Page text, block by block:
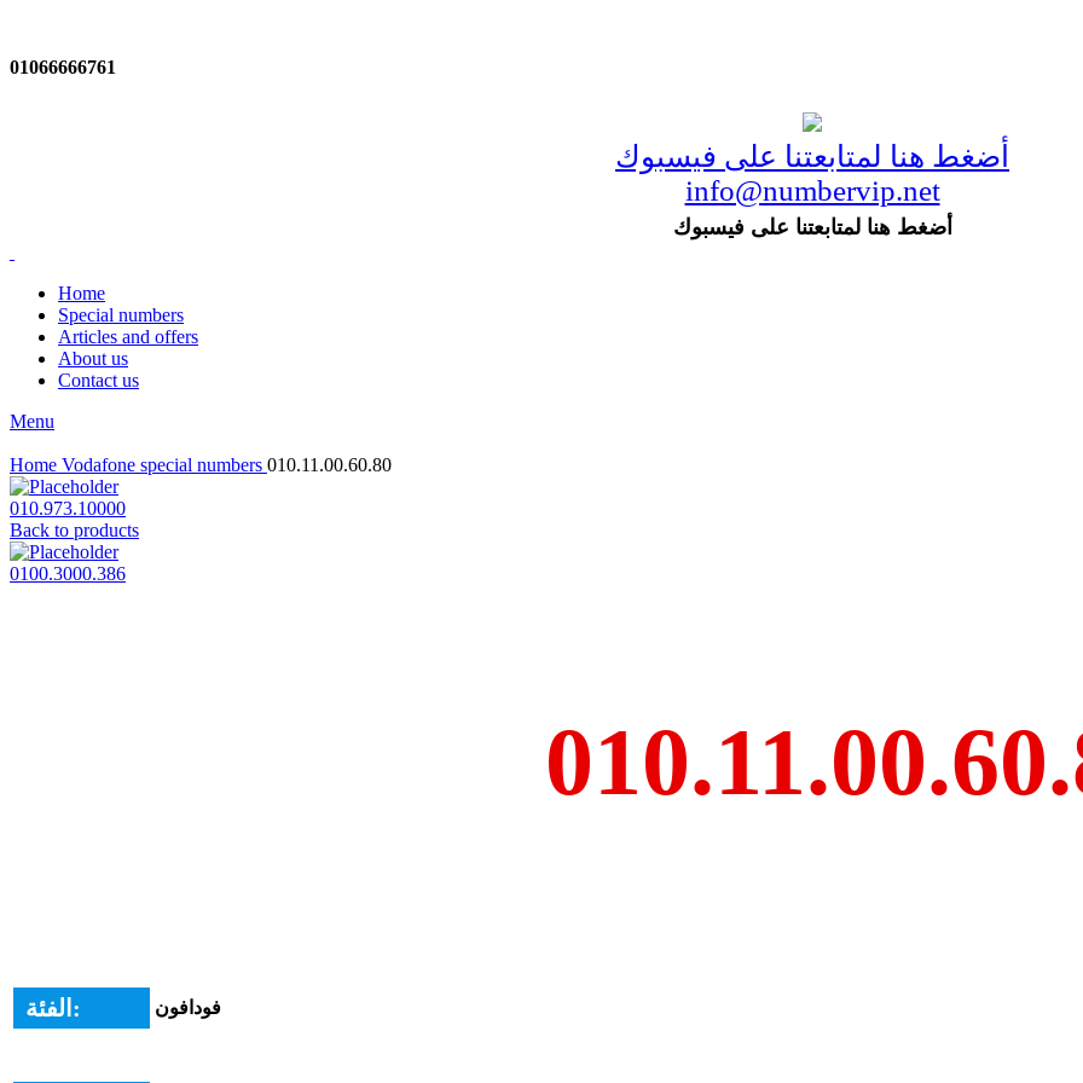
01066666761
أضغط هنا لمتابعتنا على فيسبوك
info@numbervip.net
أضغط هنا لمتابعتنا على فيسبوك
Home
Special numbers
Articles and offers
About us
Contact us
Menu
Home Vodafone special numbers 010.11.00.60.80
010.973.10000
Back to products
0100.3000.386
الفئة: فودافون